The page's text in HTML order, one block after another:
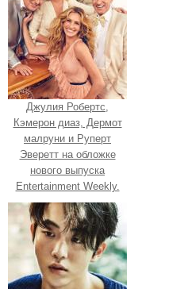
Джулия Робертс,
Кэмерон диаз, Дермот
малруни и Руперт
Эверетт на обложке
нового выпуска
Entertainment Weekly.